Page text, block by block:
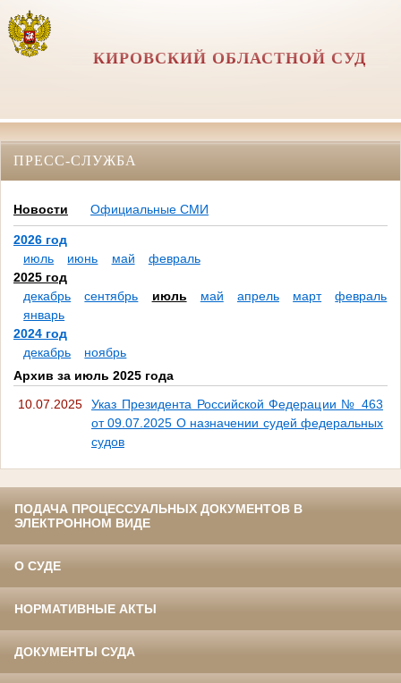
КИРОВСКИЙ ОБЛАСТНОЙ СУД
ПРЕСС-СЛУЖБА
Новости Официальные СМИ
2026 год
июль
июнь май
февраль
2025 год
декабрь
сентябрь июль май апрель март
февраль
январь
2024 год
декабрь
ноябрь
Архив за июль 2025 года
10.07.2025
Указ Президента Российской Федерации № 463
от 09.07.2025 О назначении судей федеральных
судов
ПОДАЧА ПРОЦЕССУАЛЬНЫХ ДОКУМЕНТОВ В
ЭЛЕКТРОННОМ ВИДЕ
О СУДЕ
НОРМАТИВНЫЕ АКТЫ
ДОКУМЕНТЫ СУДА